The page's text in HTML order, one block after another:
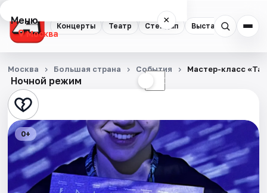
Концерты Театр Стендап Выставки
Меню ×
Москва
Концерты
Театр
Стендап
Выставки
Квесты
Ночной режим ☾
Москва Большая страна События Мастер-класс
0+